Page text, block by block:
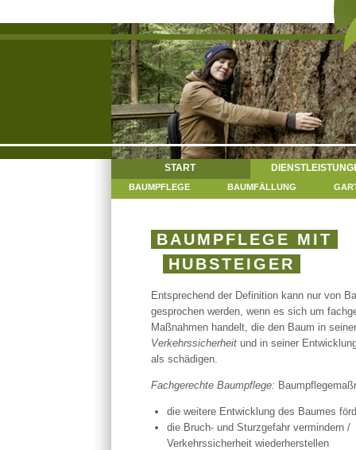
START
BAUMPFLEGE BAUMFÄLLUNG
BAUMPFLEGE MIT
HUBSTEIGER
Entsprechend der Definition kann nur von
gesprochen werden, wenn es sich um
Maßnahmen handelt, die den Baum in
Verkehrssicherheit und in seiner
als schädigen.
Fachgerechte Baumpflege:
die weitere Entwicklung des Baumes
die Bruch- und Sturzgefahr vermindern /
Verkehrssicherheit wiederherstellen